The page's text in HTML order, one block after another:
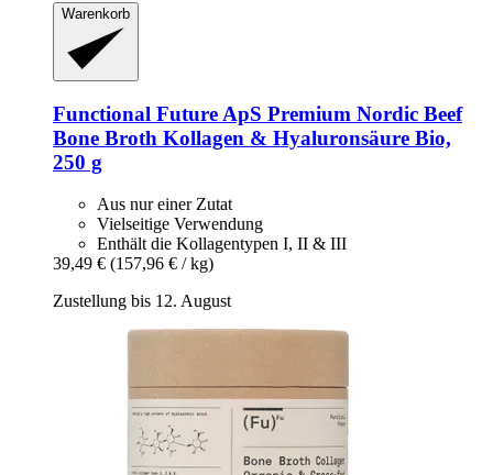
Warenkorb
Functional Future ApS Premium Nordic Beef
Bone Broth Kollagen & Hyaluronsäure Bio,
250 g
Aus nur einer Zutat
Vielseitige Verwendung
Enthält die Kollagentypen I, II & III
39,49 € (157,96 € / kg)
Zustellung bis 12. August